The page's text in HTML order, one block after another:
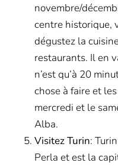
novembre/
centre historique,
dégustez la
restaurants. Il en
n’est qu’à 20
chose à faire et
mercredi et le
Alba.
Visitez Turin:
Perla et est la